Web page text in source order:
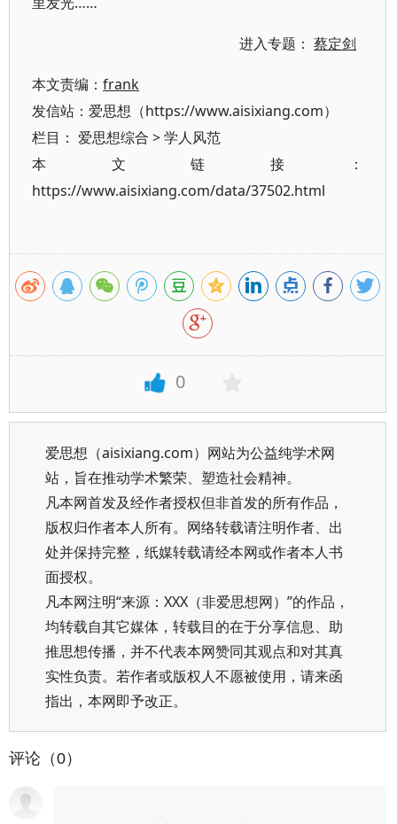
进入专题：蔡定剑
本文责编： frank
发信站：爱思想（https://www.aisixiang.com）
栏目： 爱思想综合 >学人风范
本文链接：
https://www.aisixiang.com/data/37502.html
0
爱思想（aisixiang.com）网站为公益纯学术网
站，旨在推动学术繁荣、塑造社会精神。
凡本网首发及经作者授权但非首发的所有作品，
版权归作者本人所有。网络转载请注明作者、出
处并保持完整，纸媒转载请经本网或作者本人书
面授权。
凡本网注明“来源：XXX（非爱思想网）”的作品，
均转载自其它媒体，转载目的在于分享信息、助
推思想传播，并不代表本网赞同其观点和对其真
实性负责。若作者或版权人不愿被使用，请来函
指出，本网即予改正。
评论（0）